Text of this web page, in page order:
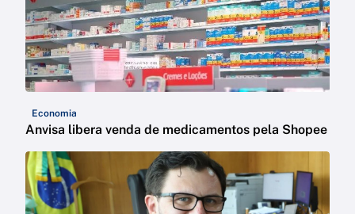
Economia
Anvisa libera venda de medicamentos pela Shopee